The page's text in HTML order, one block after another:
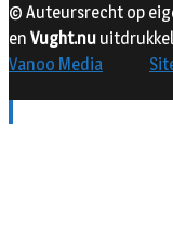
© Auteursrecht op
en Vught.nu
Vanoo Media